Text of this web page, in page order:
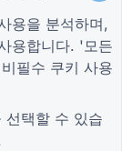
정보 보호 정책
용을 분석하며,
용합니다. '모든
필수 쿠키 사용
택할 수 있습